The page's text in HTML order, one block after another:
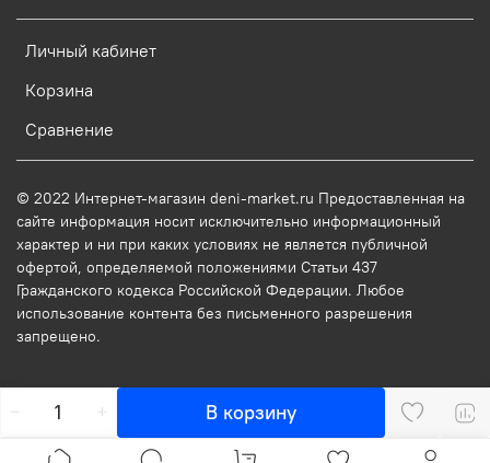
В корзину
Личный кабинет
Корзина
Сравнение
© 2022 Интернет-магазин deni-market.ru Предоставленная на
сайте информация носит исключительно информационный
характер и ни при каких условиях не является публичной
офертой, определяемой положениями Статьи 437
Гражданского кодекса Российской Федерации. Любое
использование контента без письменного разрешения
запрещено.